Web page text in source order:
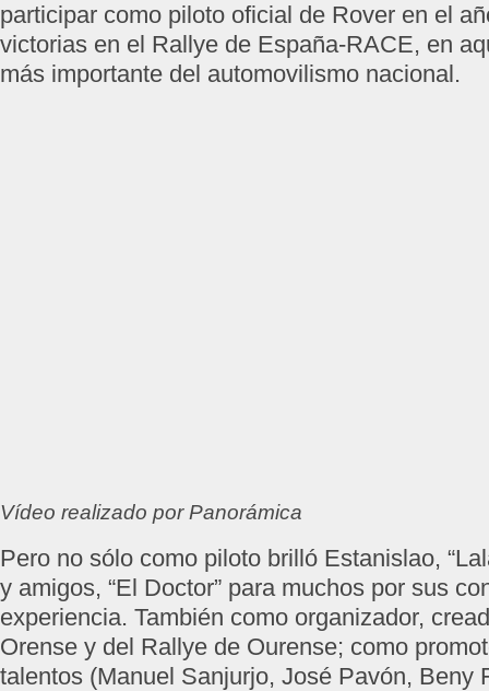
participar como piloto oficial de Rover en el
victorias en el Rallye de España-RACE, en
más importante del automovilismo nacional.
Vídeo realizado por Panorámica
Pero no sólo como piloto brilló Estanislao,
y amigos, “El Doctor” para muchos por sus
experiencia. También como organizador,
Orense y del Rallye de Ourense; como
talentos (Manuel Sanjurjo, José Pavón, Beny